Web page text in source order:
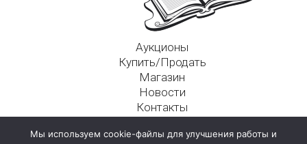
Аукционы
Купить/Продать
Магазин
Новости
Контакты
125009, г. Москва, Никитский пер., д. 4а, стр. 1
Мы используем cookie-файлы для улучшения работы и